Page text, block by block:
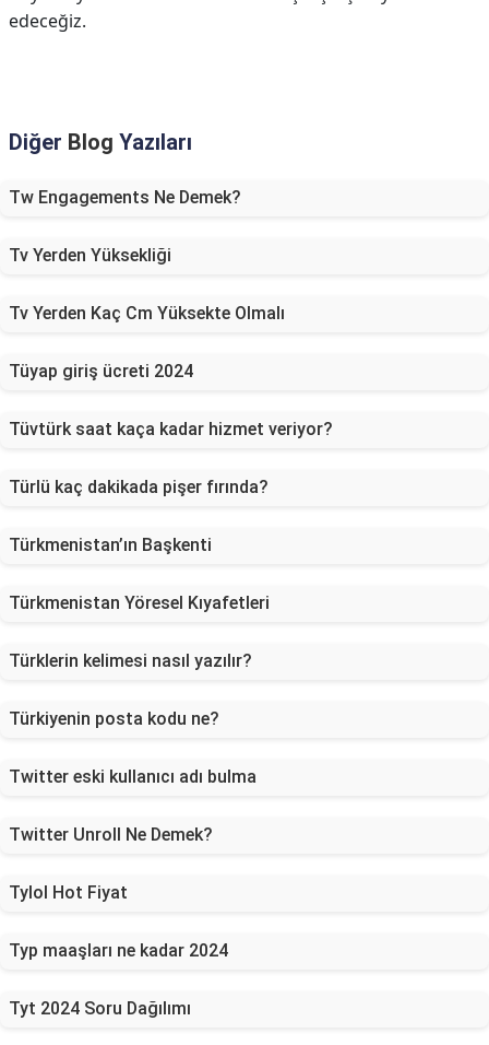
edeceğiz.
Diğer Blog Yazıları
Tw Engagements Ne Demek?
Tv Yerden Yüksekliği
Tv Yerden Kaç Cm Yüksekte Olmalı
Tüyap giriş ücreti 2024
Tüvtürk saat kaça kadar hizmet veriyor?
Türlü kaç dakikada pişer fırında?
Türkmenistan’ın Başkenti
Türkmenistan Yöresel Kıyafetleri
Türklerin kelimesi nasıl yazılır?
Türkiyenin posta kodu ne?
Twitter eski kullanıcı adı bulma
Twitter Unroll Ne Demek?
Tylol Hot Fiyat
Typ maaşları ne kadar 2024
Tyt 2024 Soru Dağılımı